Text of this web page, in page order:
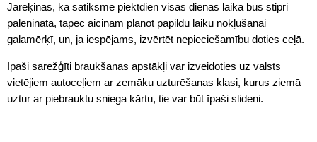
Jārēķinās, ka satiksme piektdien visas dienas laikā būs stipri
palēnināta, tāpēc aicinām plānot papildu laiku nokļūšanai
galamērķī, un, ja iespējams, izvērtēt nepieciešamību doties ceļā.
Īpaši sarežģīti braukšanas apstākļi var izveidoties uz valsts
vietējiem autoceļiem ar zemāku uzturēšanas klasi, kurus ziemā
uztur ar piebrauktu sniega kārtu, tie var būt īpaši slideni.